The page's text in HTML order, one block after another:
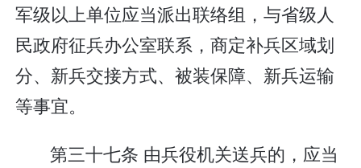
军级以上单位应当派出联络组，与省级人
民政府征兵办公室联系，商定补兵区域划
分、新兵交接方式、被装保障、新兵运输
等事宜。
第三十七条 由兵役机关送兵的，应当